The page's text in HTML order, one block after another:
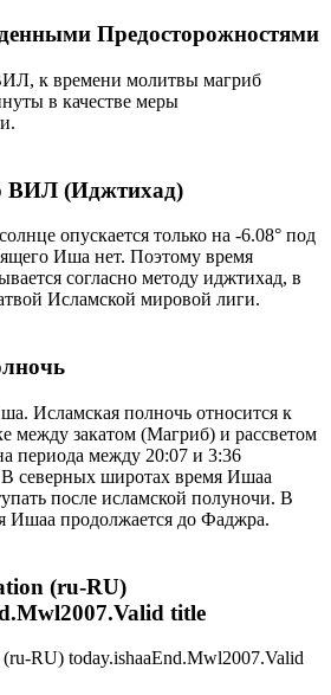
Предосторожностями
к времени молитвы магриб
в качестве меры
ВИЛ (Иджтихад)
опускается только на -6.08° под
Иша нет. Поэтому время
согласно методу иджтихад, в
Исламской мировой лиги.
Исламская полночь относится к
между закатом (Магриб) и рассветом
периода между 20:07 и 3:36
В северных широтах время Ишаа
после исламской полуночи. В
Ишаа продолжается до Фаджра.
(ru-RU)
title
RU) today.ishaaEnd.Mwl2007.Valid